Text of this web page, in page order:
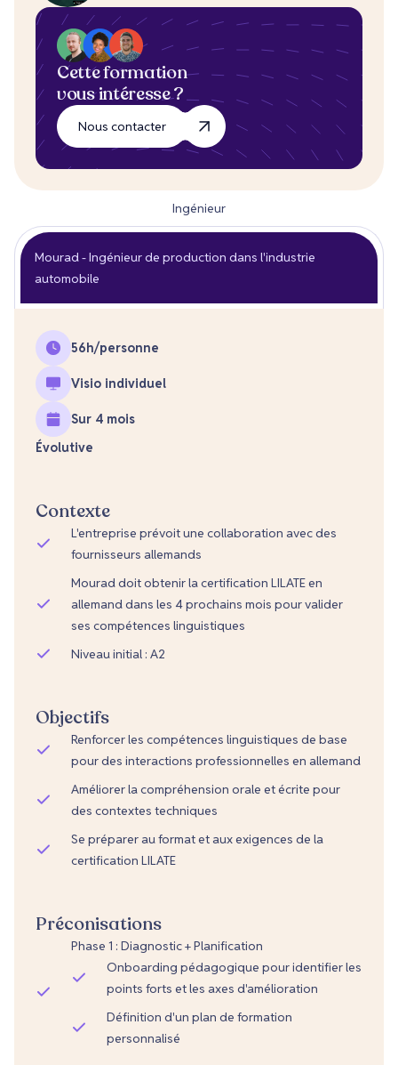
Cette formation
vous intéresse ?
Nous contacter
Ingénieur
Mourad - Ingénieur de production dans l'industrie
automobile
56h/personne
Visio individuel
Sur 4 mois
Évolutive
Contexte
L'entreprise prévoit une collaboration avec des
fournisseurs allemands
Mourad doit obtenir la certification LILATE en
allemand dans les 4 prochains mois pour valider
ses compétences linguistiques
Niveau initial : A2
Objectifs
Renforcer les compétences linguistiques de base
pour des interactions professionnelles en allemand
Améliorer la compréhension orale et écrite pour
des contextes techniques
Se préparer au format et aux exigences de la
certification LILATE
Préconisations
Phase 1 : Diagnostic + Planification
Onboarding pédagogique pour identifier les
points forts et les axes d'amélioration
Définition d'un plan de formation
personnalisé